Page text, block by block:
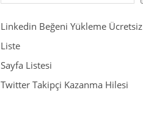
Linkedin Beğeni Yükleme Ücretsiz
Liste
Sayfa Listesi
Twitter Takipçi Kazanma Hilesi